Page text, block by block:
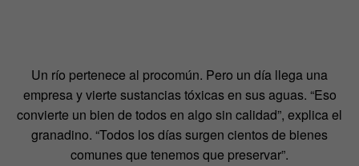
Un río pertenece al procomún. Pero un día llega una
empresa y vierte sustancias tóxicas en sus aguas. “Eso
convierte un bien de todos en algo sin calidad”, explica el
granadino. “Todos los días surgen cientos de bienes
comunes que tenemos que preservar”.